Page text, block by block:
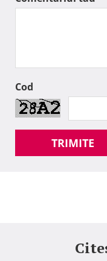
Cod
TRIMITE